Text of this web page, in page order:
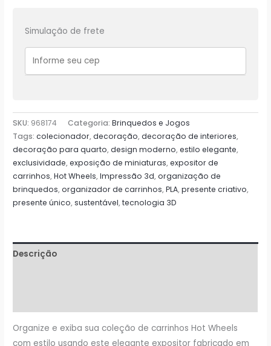
Simulação de frete
SKU: 968174 Categoria:Brinquedos e Jogos
Tags:colecionador,decoração,decoração de interiores,
decoração para quarto,design moderno,estilo elegante,
exclusividade,exposição de miniaturas,expositor de
carrinhos,Hot Wheels,Impressão 3d,organização de
brinquedos,organizador de carrinhos,PLA,presente criativo,
presente único,sustentável,tecnologia 3D
Descrição
Organize e exiba sua coleção de carrinhos Hot Wheels
com estilo usando este elegante expositor fabricado em